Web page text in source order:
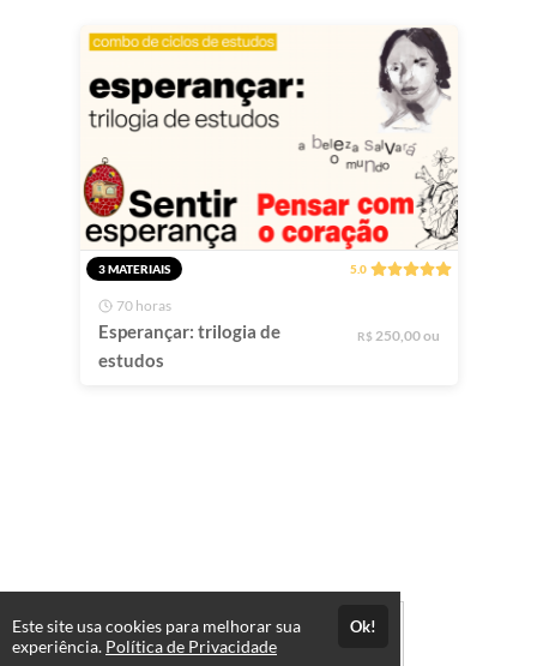
3 MATERIAIS 5.0
70 horas
Esperançar: trilogia de
estudos
R$ 250,00 ou
Este site usa cookies para melhorar sua
experiência. Política de Privacidade
Ok!